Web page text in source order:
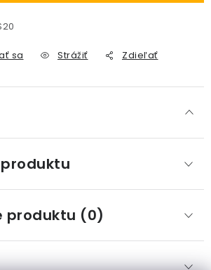
sa Strážiť Zdieľať
produktu (0)